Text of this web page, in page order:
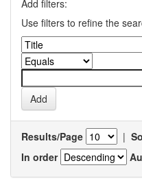
Add filters:
Use filters to refine the
Results/Page |
In order